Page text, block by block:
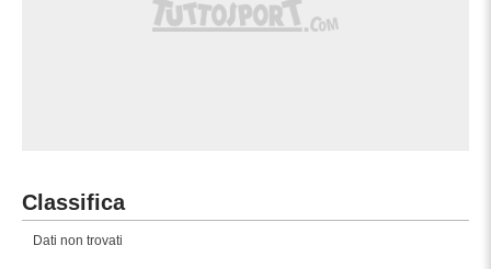
Classifica
Dati non trovati